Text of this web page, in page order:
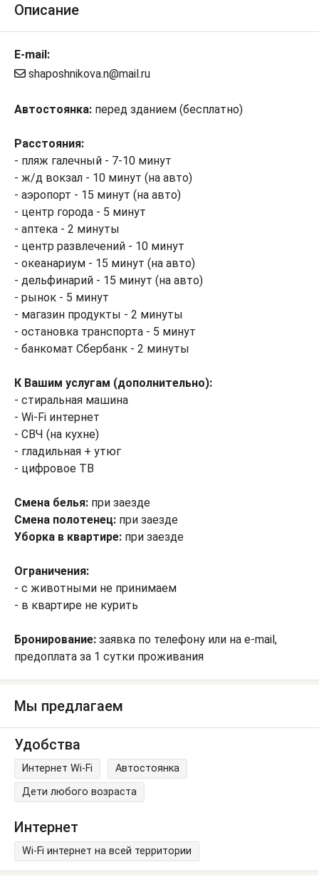
Описание
E-mail:
shaposhnikova.n@mail.ru
Автостоянка: перед зданием (бесплатно)
Расстояния:
- пляж галечный - 7-10 минут
- ж/д вокзал - 10 минут (на авто)
- аэропорт - 15 минут (на авто)
- центр города - 5 минут
- аптека - 2 минуты
- центр развлечений - 10 минут
- океанариум - 15 минут (на авто)
- дельфинарий - 15 минут (на авто)
- рынок - 5 минут
- магазин продукты - 2 минуты
- остановка транспорта - 5 минут
- банкомат Сбербанк - 2 минуты
К Вашим услугам (дополнительно):
- стиральная машина
- Wi-Fi интернет
- СВЧ (на кухне)
- гладильная + утюг
- цифровое ТВ
Смена белья: при заезде
Смена полотенец: при заезде
Уборка в квартире: при заезде
Ограничения:
- с животными не принимаем
- в квартире не курить
Бронирование: заявка по телефону или на e-mail,
предоплата за 1 сутки проживания
Мы предлагаем
Удобства
Интернет Wi-Fi
Автостоянка
Дети любого возраста
Интернет
Wi-Fi интернет на всей территории